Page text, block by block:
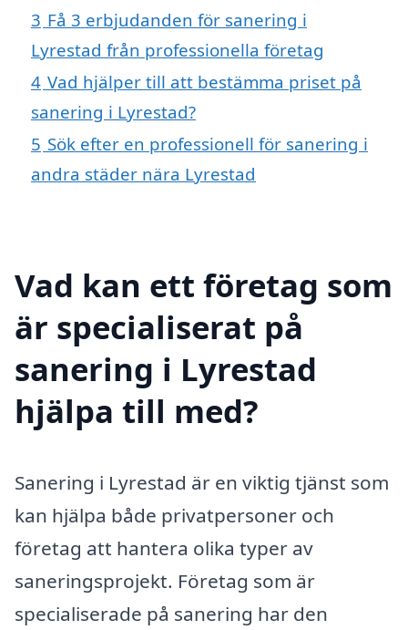
3 Få 3 erbjudanden för sanering i
Lyrestad från professionella företag
4 Vad hjälper till att bestämma priset på
sanering i Lyrestad?
5 Sök efter en professionell för sanering i
andra städer nära Lyrestad
Vad kan ett företag som
är specialiserat på
sanering i Lyrestad
hjälpa till med?
Sanering i Lyrestad är en viktig tjänst som
kan hjälpa både privatpersoner och
företag att hantera olika typer av
saneringsprojekt. Företag som är
specialiserade på sanering har den